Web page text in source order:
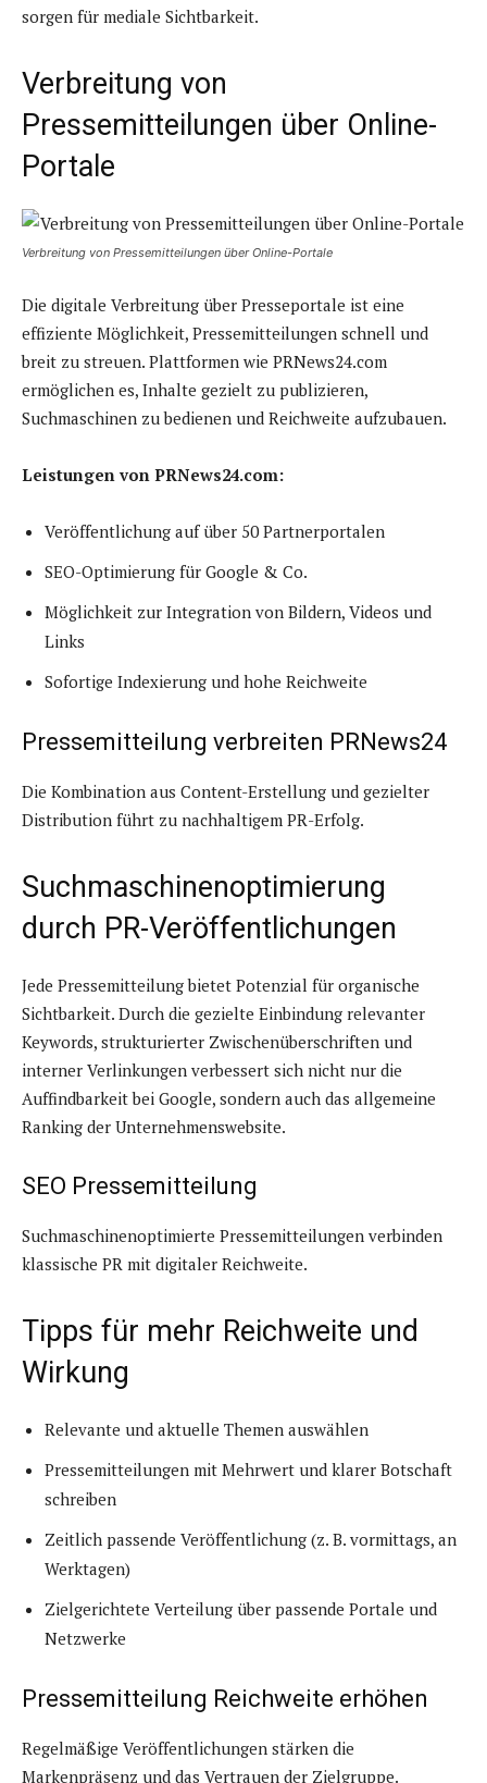
sorgen für mediale Sichtbarkeit.
Verbreitung von
Pressemitteilungen über Online-
Portale
Verbreitung von Pressemitteilungen über Online-Portale
Die digitale Verbreitung über Presseportale ist eine
effiziente Möglichkeit, Pressemitteilungen schnell und
breit zu streuen. Plattformen wie PRNews24.com
ermöglichen es, Inhalte gezielt zu publizieren,
Suchmaschinen zu bedienen und Reichweite aufzubauen.
Leistungen von PRNews24.com:
Veröffentlichung auf über 50 Partnerportalen
SEO-Optimierung für Google & Co.
Möglichkeit zur Integration von Bildern, Videos und
Links
Sofortige Indexierung und hohe Reichweite
Pressemitteilung verbreiten PRNews24
Die Kombination aus Content-Erstellung und gezielter
Distribution führt zu nachhaltigem PR-Erfolg.
Suchmaschinenoptimierung
durch PR-Veröffentlichungen
Jede Pressemitteilung bietet Potenzial für organische
Sichtbarkeit. Durch die gezielte Einbindung relevanter
Keywords, strukturierter Zwischenüberschriften und
interner Verlinkungen verbessert sich nicht nur die
Auffindbarkeit bei Google, sondern auch das allgemeine
Ranking der Unternehmenswebsite.
SEO Pressemitteilung
Suchmaschinenoptimierte Pressemitteilungen verbinden
klassische PR mit digitaler Reichweite.
Tipps für mehr Reichweite und
Wirkung
Relevante und aktuelle Themen auswählen
Pressemitteilungen mit Mehrwert und klarer Botschaft
schreiben
Zeitlich passende Veröffentlichung (z. B. vormittags, an
Werktagen)
Zielgerichtete Verteilung über passende Portale und
Netzwerke
Pressemitteilung Reichweite erhöhen
Regelmäßige Veröffentlichungen stärken die
Markenpräsenz und das Vertrauen der Zielgruppe.